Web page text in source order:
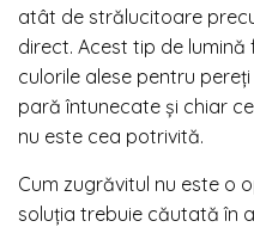
atât de strălucitoare
direct. Acest tip de lumină
culorile alese pentru
pară întunecate și chiar
nu este cea potrivită.
Cum zugrăvitul nu este o
soluția trebuie căutată în